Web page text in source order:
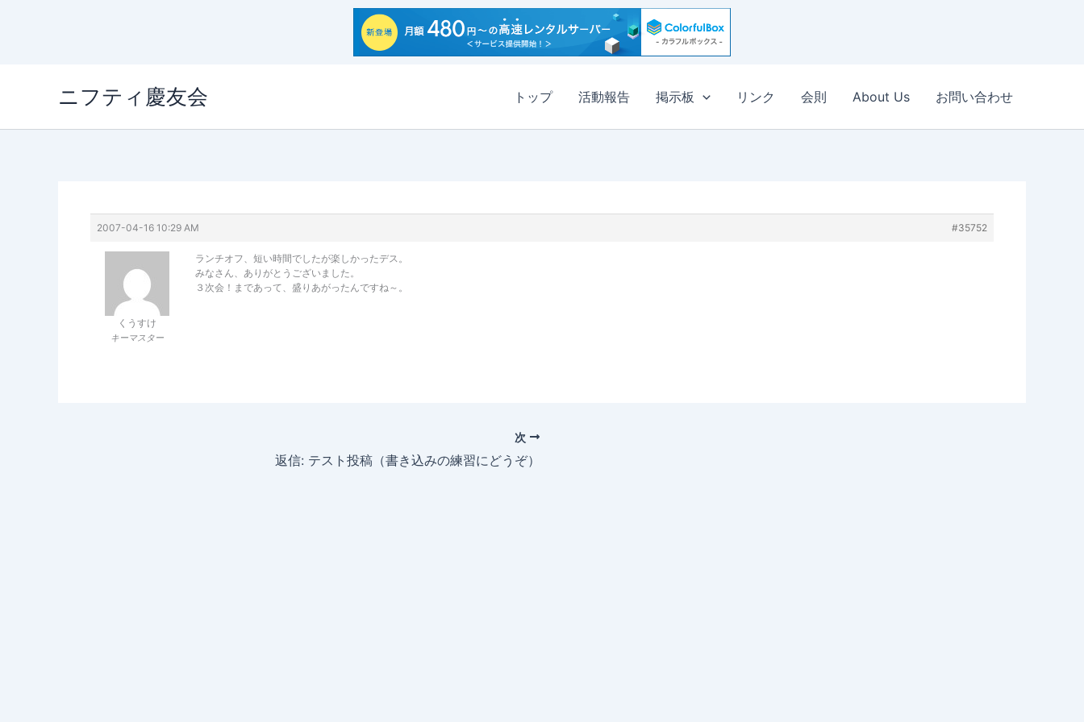
ニフティ慶友会 トップ 活動報告 掲示板 リンク 会則 About Us お問い合わせ
2007-04-16 10:29 AM #35752
くうすけ
キーマスター
ランチオフ、短い時間でしたが楽しかったデス。
みなさん、ありがとうございました。
３次会！まであって、盛りあがったんですね～。
次
返信: テスト投稿（書き込みの練習にどうぞ）